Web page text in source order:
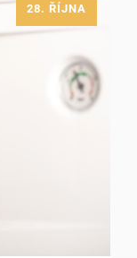
28. ŘÍJNA